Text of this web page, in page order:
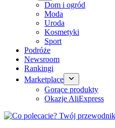
Dom i ogród
Moda
Uroda
Kosmetyki
Sport
Podróże
Newsroom
Rankingi
Marketplace
Gorące produkty
Okazje AliExpress